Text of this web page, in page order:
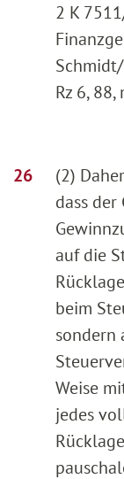
2 K
Schmidt/
Rz 6, 88,
(2)
dass der
auf die
beim
sondern
Weise
jedes